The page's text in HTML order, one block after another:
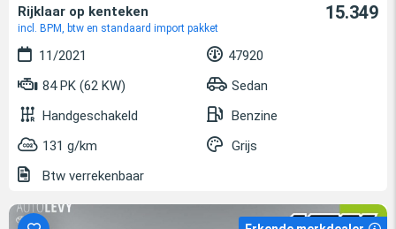
Rijklaar op kenteken
incl. BPM, btw en standaard import pakket
15.349
11/2021
47920
84 PK (62 KW)
Sedan
Handgeschakeld
Benzine
131 g/km
Grijs
Btw verrekenbaar